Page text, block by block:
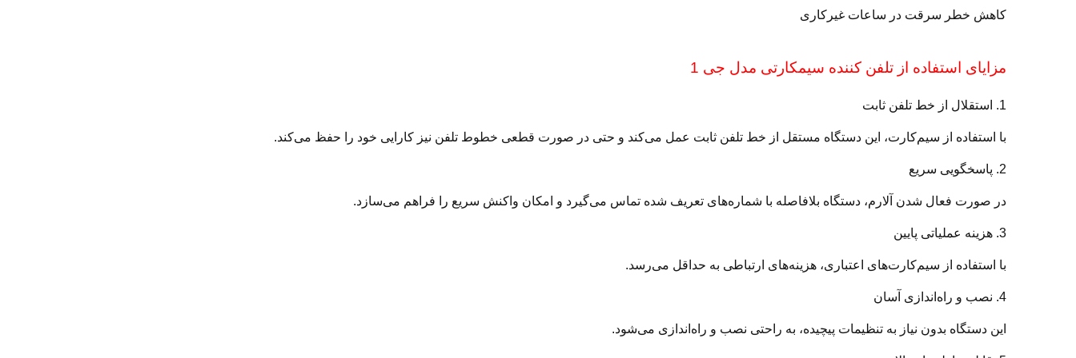
کاهش خطر سرقت در ساعات غیرکاری
مزایای استفاده از تلفن کننده سیمکارتی مدل جی 1
1. استقلال از خط تلفن ثابت
با استفاده از سیم‌کارت، این دستگاه مستقل از خط تلفن ثابت عمل می‌کند و حتی در صورت قطعی خطوط تلفن نیز کارایی خود را حفظ می‌کند.
2. پاسخگویی سریع
در صورت فعال شدن آلارم، دستگاه بلافاصله با شماره‌های تعریف شده تماس می‌گیرد و امکان واکنش سریع را فراهم می‌سازد.
3. هزینه عملیاتی پایین
با استفاده از سیم‌کارت‌های اعتباری، هزینه‌های ارتباطی به حداقل می‌رسد.
4. نصب و راه‌اندازی آسان
این دستگاه بدون نیاز به تنظیمات پیچیده، به راحتی نصب و راه‌اندازی می‌شود.